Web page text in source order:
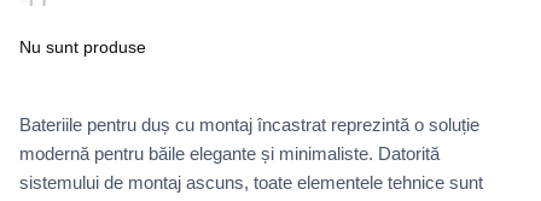
Nu sunt produse
Bateriile pentru duș cu montaj încastrat reprezintă o soluție
modernă pentru băile elegante și minimaliste. Datorită
sistemului de montaj ascuns, toate elementele tehnice sunt